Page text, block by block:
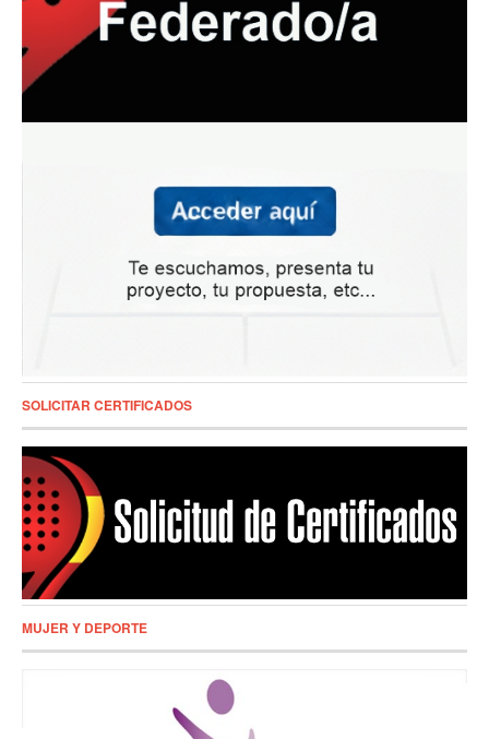
SOLICITAR CERTIFICADOS
MUJER Y DEPORTE